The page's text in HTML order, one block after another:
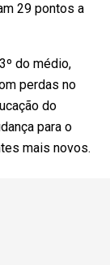
29 pontos a
do médio,
perdas no
do
para o
mais novos.